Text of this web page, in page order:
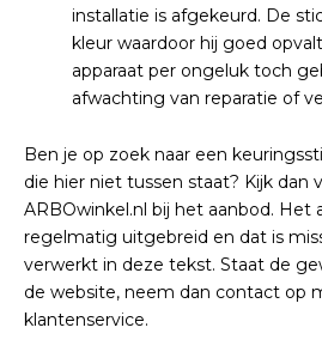
installatie is afgekeurd. De
kleur waardoor hij goed
apparaat per ongeluk toch
afwachting van reparatie of
Ben je op zoek naar een
die hier niet tussen staat? Kijk dan
ARBOwinkel.nl bij het aanbod.
regelmatig uitgebreid en dat is
verwerkt in deze tekst. Staat de
de website, neem dan contact op
klantenservice.